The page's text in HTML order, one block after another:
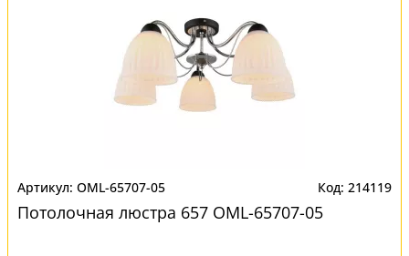
OML-65707-05 214119
Потолочная люстра 657 OML-65707-05